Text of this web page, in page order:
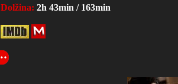
Dolžina: 2h 43min / 163min